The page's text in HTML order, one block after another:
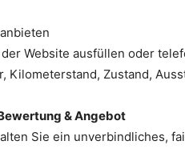
Website ausfüllen oder
Kilometerstand, Zustand,
& Angebot
Sie ein unverbindliches,